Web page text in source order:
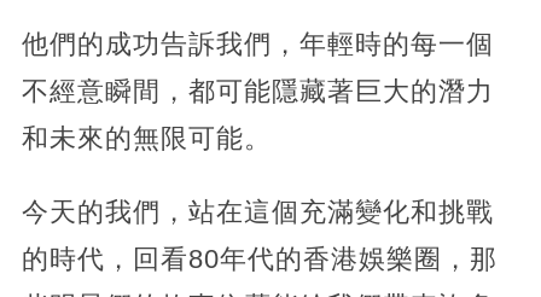
他們的成功告訴我們，年輕時的每一個
不經意瞬間，都可能隱藏著巨大的潛力
和未來的無限可能。
今天的我們，站在這個充滿變化和挑戰
的時代，回看80年代的香港娛樂圈，那